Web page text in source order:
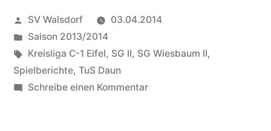
holt
auf“
Veröffentlicht
von
SV Walsdorf
03.04.2014
Veröffentlicht
in
Saison 2013/2014
Schlagwörter:
Kreisliga C-1 Eifel, SG II, SG Wiesbaum II,
Spielberichte, TuS Daun
Schreibe einen Kommentarzu